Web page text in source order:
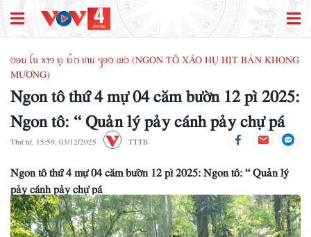
ꪉꪮꪙ ꪶꪕ ꪎꪱꪫ ꪭꪴ ꪭꪲꪒ ꪚꪱꪙ ꪅꪮꪉ ꪹꪣꪉ (NGON TÔ XÁO HỤ HỊT BẢN KHONG
MƯƠNG)
Ngon tô thứ 4 mự 04 căm bườn 12 pì 2025:
Ngon tô: “ Quản lý pảy cánh pảy chự pá
Thứ tư, 15:59, 03/12/2025 TTTB
Ngon tô thứ 4 mự 04 căm bườn 12 pì 2025: Ngon tô: “ Quản lý
pảy cánh pảy chự pá